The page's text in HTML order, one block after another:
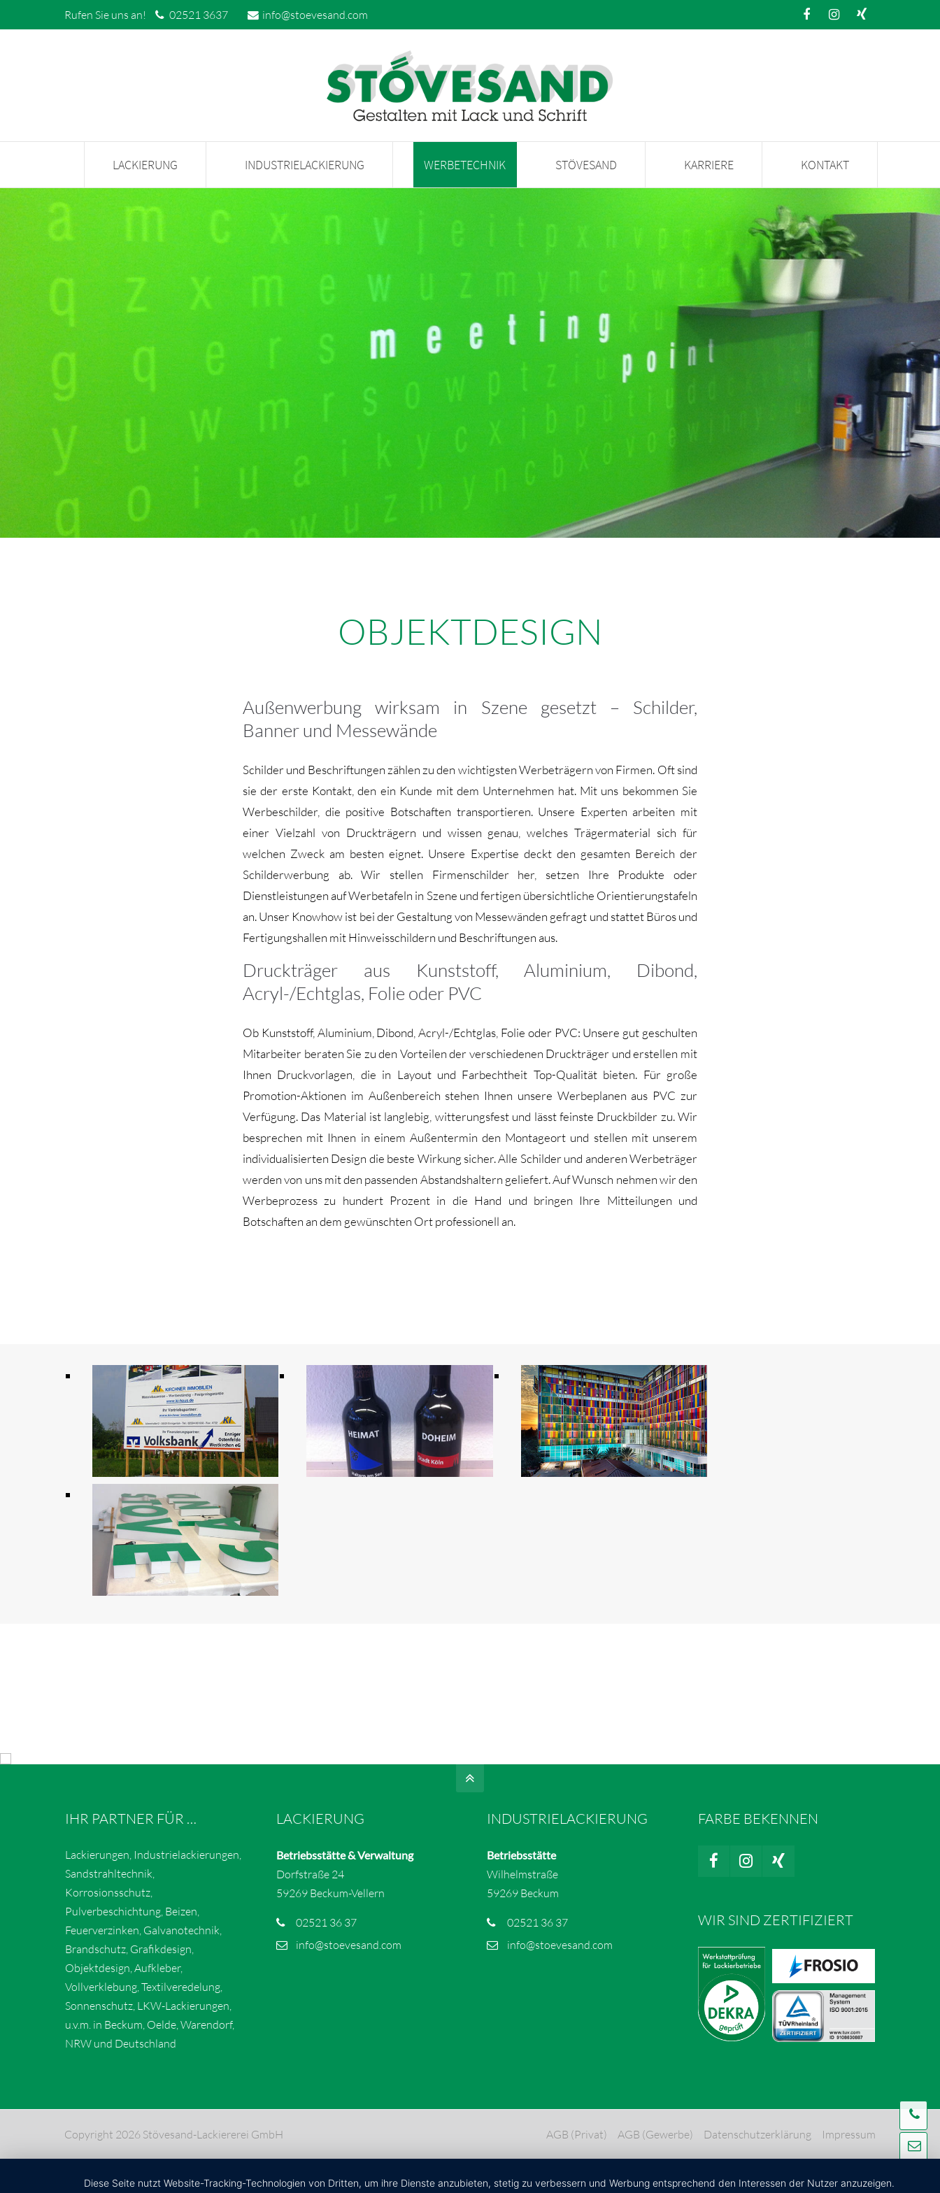
Rufen Sie uns an! 02521 3637 info@stoevesand.com
LACKIERUNG INDUSTRIELACKIERUNG WERBETECHNIK STÖVESAND KARRIERE KONTAKT
OBJEKTDESIGN
Außenwerbung wirksam in Szene gesetzt – Schilder,
Banner und Messewände
Schilder und Beschriftungen zählen zu den wichtigsten Werbeträgern von Firmen. Oft sind
sie der erste Kontakt, den ein Kunde mit dem Unternehmen hat. Mit uns bekommen Sie
Werbeschilder, die positive Botschaften transportieren. Unsere Experten arbeiten mit
einer Vielzahl von Druckträgern und wissen genau, welches Trägermaterial sich für
welchen Zweck am besten eignet. Unsere Expertise deckt den gesamten Bereich der
Schilderwerbung ab. Wir stellen Firmenschilder her, setzen Ihre Produkte oder
Dienstleistungen auf Werbetafeln in Szene und fertigen übersichtliche Orientierungstafeln
an. Unser Knowhow ist bei der Gestaltung von Messewänden gefragt und stattet Büros und
Fertigungshallen mit Hinweisschildern und Beschriftungen aus.
Druckträger aus Kunststoff, Aluminium, Dibond,
Acryl-/Echtglas, Folie oder PVC
Ob Kunststoff, Aluminium, Dibond, Acryl-/Echtglas, Folie oder PVC: Unsere gut geschulten
Mitarbeiter beraten Sie zu den Vorteilen der verschiedenen Druckträger und erstellen mit
Ihnen Druckvorlagen, die in Layout und Farbechtheit Top-Qualität bieten. Für große
Promotion-Aktionen im Außenbereich stehen Ihnen unsere Werbeplanen aus PVC zur
Verfügung. Das Material ist langlebig, witterungsfest und lässt feinste Druckbilder zu. Wir
besprechen mit Ihnen in einem Außentermin den Montageort und stellen mit unserem
individualisierten Design die beste Wirkung sicher. Alle Schilder und anderen Werbeträger
werden von uns mit den passenden Abstandshaltern geliefert. Auf Wunsch nehmen wir den
Werbeprozess zu hundert Prozent in die Hand und bringen Ihre Mitteilungen und
Botschaften an dem gewünschten Ort professionell an.
IHR PARTNER FÜR …
Lackierungen, Industrielackierungen,
Sandstrahltechnik,
Korrosionsschutz,
Pulverbeschichtung, Beizen,
Feuerverzinken, Galvanotechnik,
Brandschutz, Grafikdesign,
Objektdesign, Aufkleber,
Vollverklebung, Textilveredelung,
Sonnenschutz, LKW-Lackierungen,
u.v.m. in Beckum, Oelde, Warendorf,
NRW und Deutschland
LACKIERUNG
Betriebsstätte & Verwaltung
Dorfstraße 24
59269 Beckum-Vellern
02521 36 37
info@stoevesand.com
INDUSTRIELACKIERUNG
Betriebsstätte
Wilhelmstraße
59269 Beckum
02521 36 37
info@stoevesand.com
FARBE BEKENNEN
WIR SIND ZERTIFIZIERT
Copyright 2026 Stövesand-Lackiererei GmbH AGB (Privat) AGB (Gewerbe) Datenschutzerklärung Impressum
Diese Seite nutzt Website-Tracking-Technologien von Dritten, um ihre Dienste anzubieten, stetig zu verbessern und Werbung entsprechend den Interessen der Nutzer anzuzeigen.